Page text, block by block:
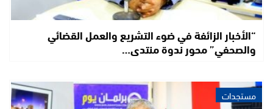
“الأخبار الزائفة في ضوء التشريع والعمل القضائي
والصحفي” محور ندوة منتدى…
مستجدات